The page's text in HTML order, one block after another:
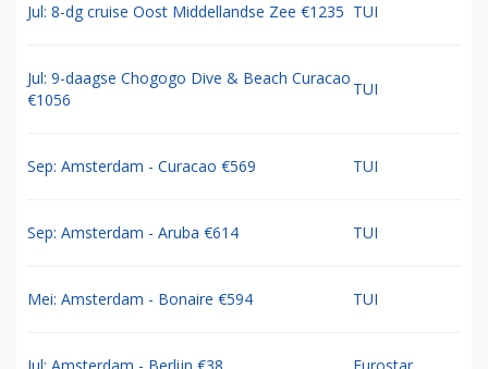
Jul: 8-dg cruise Oost Middellandse Zee €1235 TUI
Jul: 9-daagse Chogogo Dive & Beach Curacao
€1056
TUI
Sep: Amsterdam - Curacao €569 TUI
Sep: Amsterdam - Aruba €614 TUI
Mei: Amsterdam - Bonaire €594 TUI